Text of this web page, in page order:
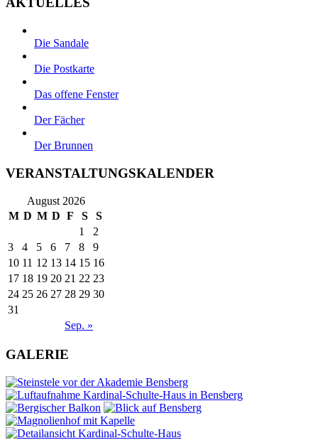
Die Sandale
Die Postkarte
Das offene Fenster
Der Fächer
Der Brunnen
VERANSTALTUNGSKALENDER
August 2026
M D M D F S S
Sep. »
1
2
3
4 5 6 7 8
9
10 11 12 13 14 15 16
17 18 19 20 21 22 23
24 25 26 27 28 29 30
31
GALERIE